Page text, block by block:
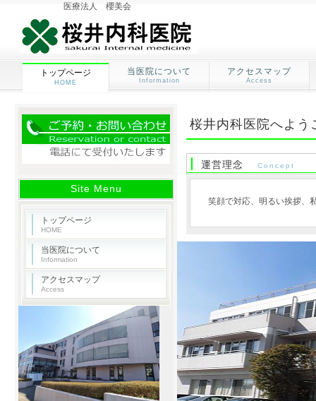
トップページ
HOME
当医院について
Information
アクセスマップ
Access
医療法人 櫻美会
桜井内科医院へよう
運営理念 Concept
笑顔で対応、明るい挨拶、
Site Menu
トップページ
HOME
当医院について
Information
アクセスマップ
Access